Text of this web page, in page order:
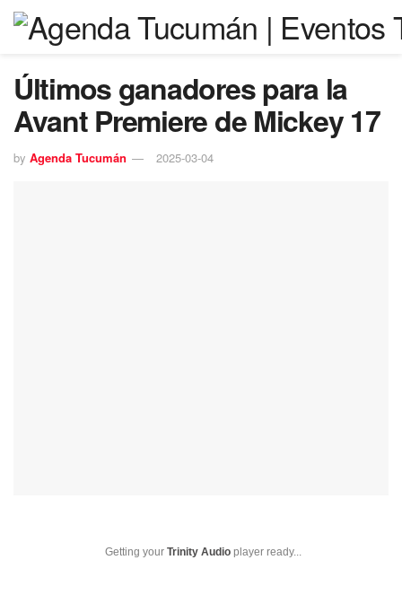
Últimos ganadores para la
Avant Premiere de Mickey 17
by Agenda Tucumán 2025-03-04
Getting your Trinity Audio player ready...